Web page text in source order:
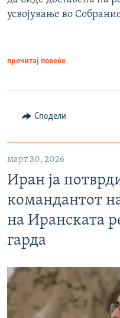
усвојување во
прочитај повеќе
Сподели
март 30, 2026
Иран ја
командантот
на Иранската
гарда